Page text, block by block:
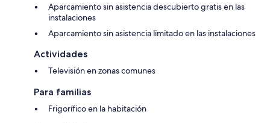
Aparcamiento sin asistencia descubierto gratis en las
instalaciones
Aparcamiento sin asistencia limitado en las instalaciones
Actividades
Televisión en zonas comunes
Para familias
Frigorífico en la habitación